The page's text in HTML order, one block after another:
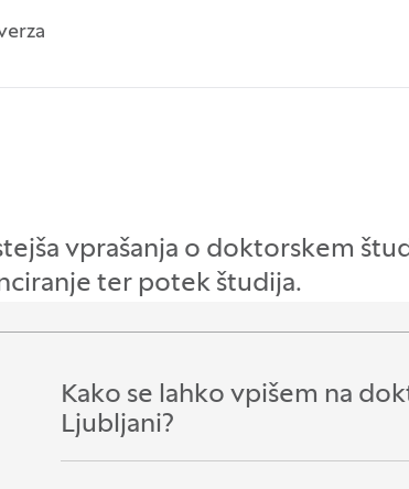
vprašanja o doktorskem
ter potek študija.
Odpri razdelek:
Zapri razdelek:
Kako se lahko vpišem na
Ljubljani?